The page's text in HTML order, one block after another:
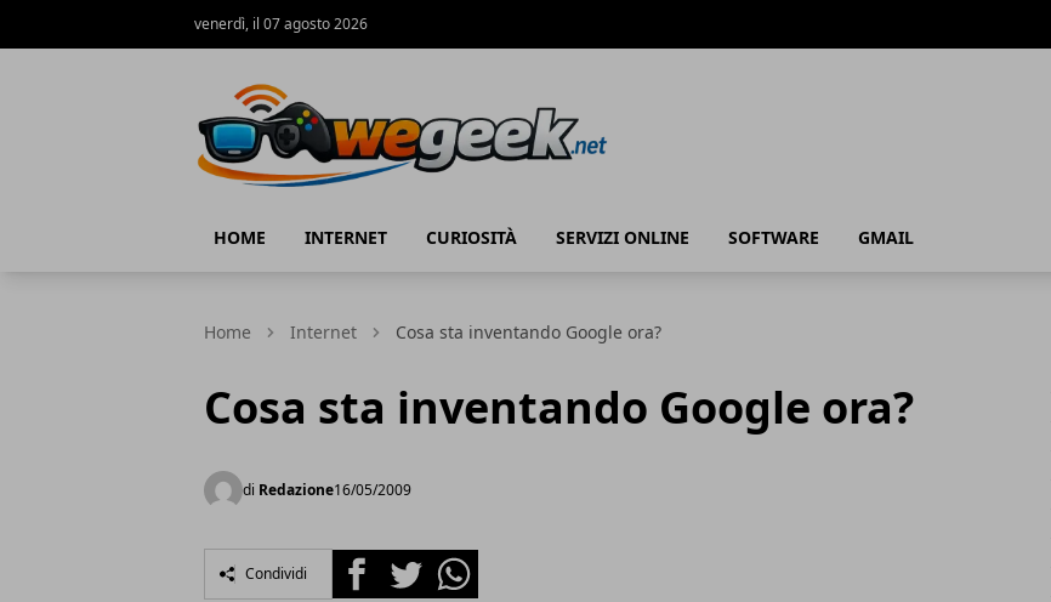
venerdì, il 07 agosto 2026
HOME INTERNET CURIOSITÀ SERVIZI ONLINE SOFTWARE GMAIL
Home Internet Cosa sta inventando Google ora?
Cosa sta inventando Google ora?
di Redazione16/05/2009
Condividi FacebookTwitterWhatsapp